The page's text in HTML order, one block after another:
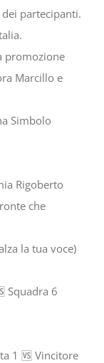
partecipanti.
promozione
Marcillo e
Simbolo
Rigoberto
che
la tua voce)
Squadra 6
1 🆚 Vincitore